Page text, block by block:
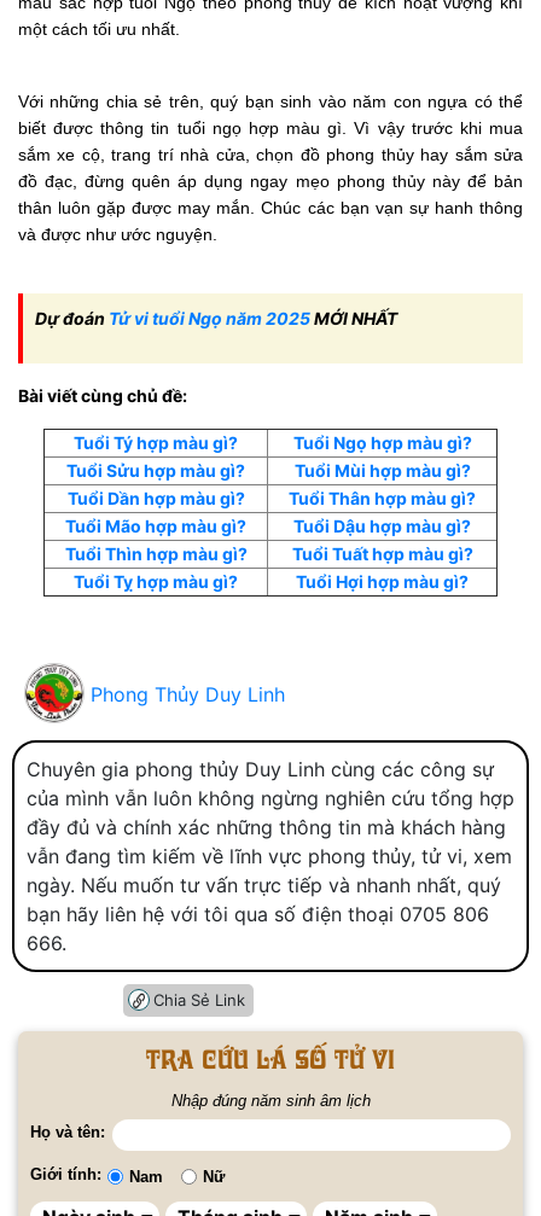
một cách tối ưu nhất.
Với những chia sẻ trên, quý bạn sinh vào năm con ngựa có thể
biết được thông tin tuổi ngọ hợp màu gì. Vì vậy trước khi mua
sắm xe cộ, trang trí nhà cửa, chọn đồ phong thủy hay sắm sửa
đồ đạc, đừng quên áp dụng ngay mẹo phong thủy này để bản
thân luôn gặp được may mắn. Chúc các bạn vạn sự hanh thông
và được như ước nguyện.
Dự đoán Tử vi tuổi Ngọ năm 2025MỚI NHẤT
Bài viết cùng chủ đề:
Tuổi Tý hợp màu gì?
Tuổi Ngọ hợp màu gì?
Tuổi Sửu hợp màu gì?
Tuổi Mùi hợp màu gì?
Tuổi Dần hợp màu gì?
Tuổi Thân hợp màu gì?
Tuổi Mão hợp màu gì?
Tuổi Dậu hợp màu gì?
Tuổi Thìn hợp màu gì?
Tuổi Tuất hợp màu gì?
Tuổi Tỵ hợp màu gì?
Tuổi Hợi hợp màu gì?
Phong Thủy Duy Linh
Chuyên gia phong thủy Duy Linh cùng các công sự
của mình vẫn luôn không ngừng nghiên cứu tổng hợp
đầy đủ và chính xác những thông tin mà khách hàng
vẫn đang tìm kiếm về lĩnh vực phong thủy, tử vi, xem
ngày. Nếu muốn tư vấn trực tiếp và nhanh nhất, quý
bạn hãy liên hệ với tôi qua số điện thoại 0705 806
666.
Chia Sẻ Link
Tra cứu lá số tử vi
Nhập đúng năm sinh âm lịch
Họ và tên:
Giới tính: Nam Nữ